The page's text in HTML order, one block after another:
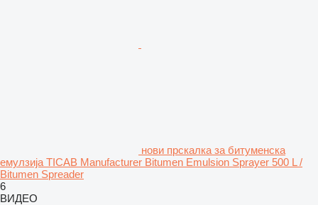
нови прскалка за битуменска
емулзија TICAB Manufacturer Bitumen Emulsion Sprayer 500 L /
Bitumen Spreader
6
ВИДЕО